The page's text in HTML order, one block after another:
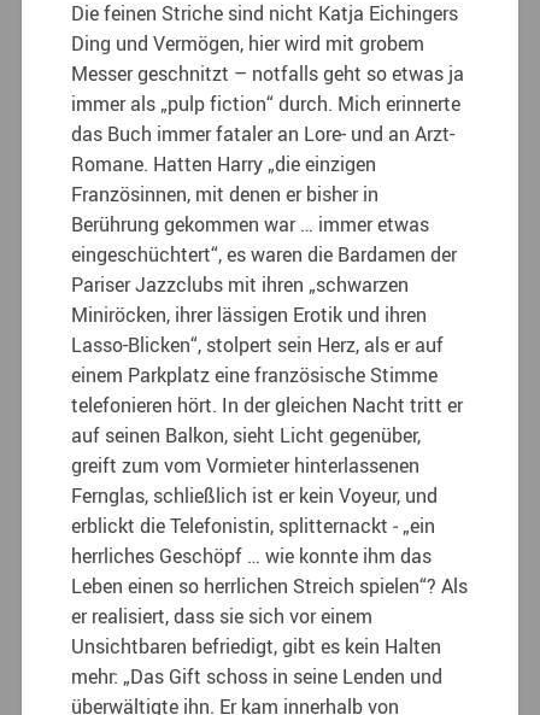
Die feinen Striche sind nicht Katja Eichingers
Ding und Vermögen, hier wird mit grobem
Messer geschnitzt – notfalls geht so etwas ja
immer als „pulp fiction“ durch. Mich erinnerte
das Buch immer fataler an Lore- und an Arzt-
Romane. Hatten Harry „die einzigen
Französinnen, mit denen er bisher in
Berührung gekommen war … immer etwas
eingeschüchtert“, es waren die Bardamen der
Pariser Jazzclubs mit ihren „schwarzen
Miniröcken, ihrer lässigen Erotik und ihren
Lasso-Blicken“, stolpert sein Herz, als er auf
einem Parkplatz eine französische Stimme
telefonieren hört. In der gleichen Nacht tritt er
auf seinen Balkon, sieht Licht gegenüber,
greift zum vom Vormieter hinterlassenen
Fernglas, schließlich ist er kein Voyeur, und
erblickt die Telefonistin, splitternackt ‒ „ein
herrliches Geschöpf … wie konnte ihm das
Leben einen so herrlichen Streich spielen“? Als
er realisiert, dass sie sich vor einem
Unsichtbaren befriedigt, gibt es kein Halten
mehr: „Das Gift schoss in seine Lenden und
überwältigte ihn. Er kam innerhalb von